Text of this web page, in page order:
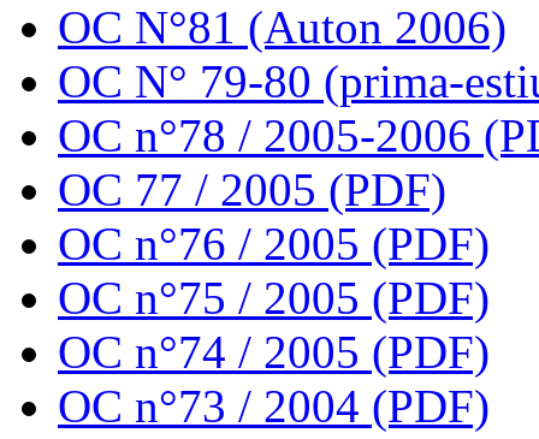
OC N°81 (Auton 2006)
OC N° 79-80 (prima-
OC n°78 / 2005-2006
OC 77 / 2005 (PDF)
OC n°76 / 2005 (PDF)
OC n°75 / 2005 (PDF)
OC n°74 / 2005 (PDF)
OC n°73 / 2004 (PDF)